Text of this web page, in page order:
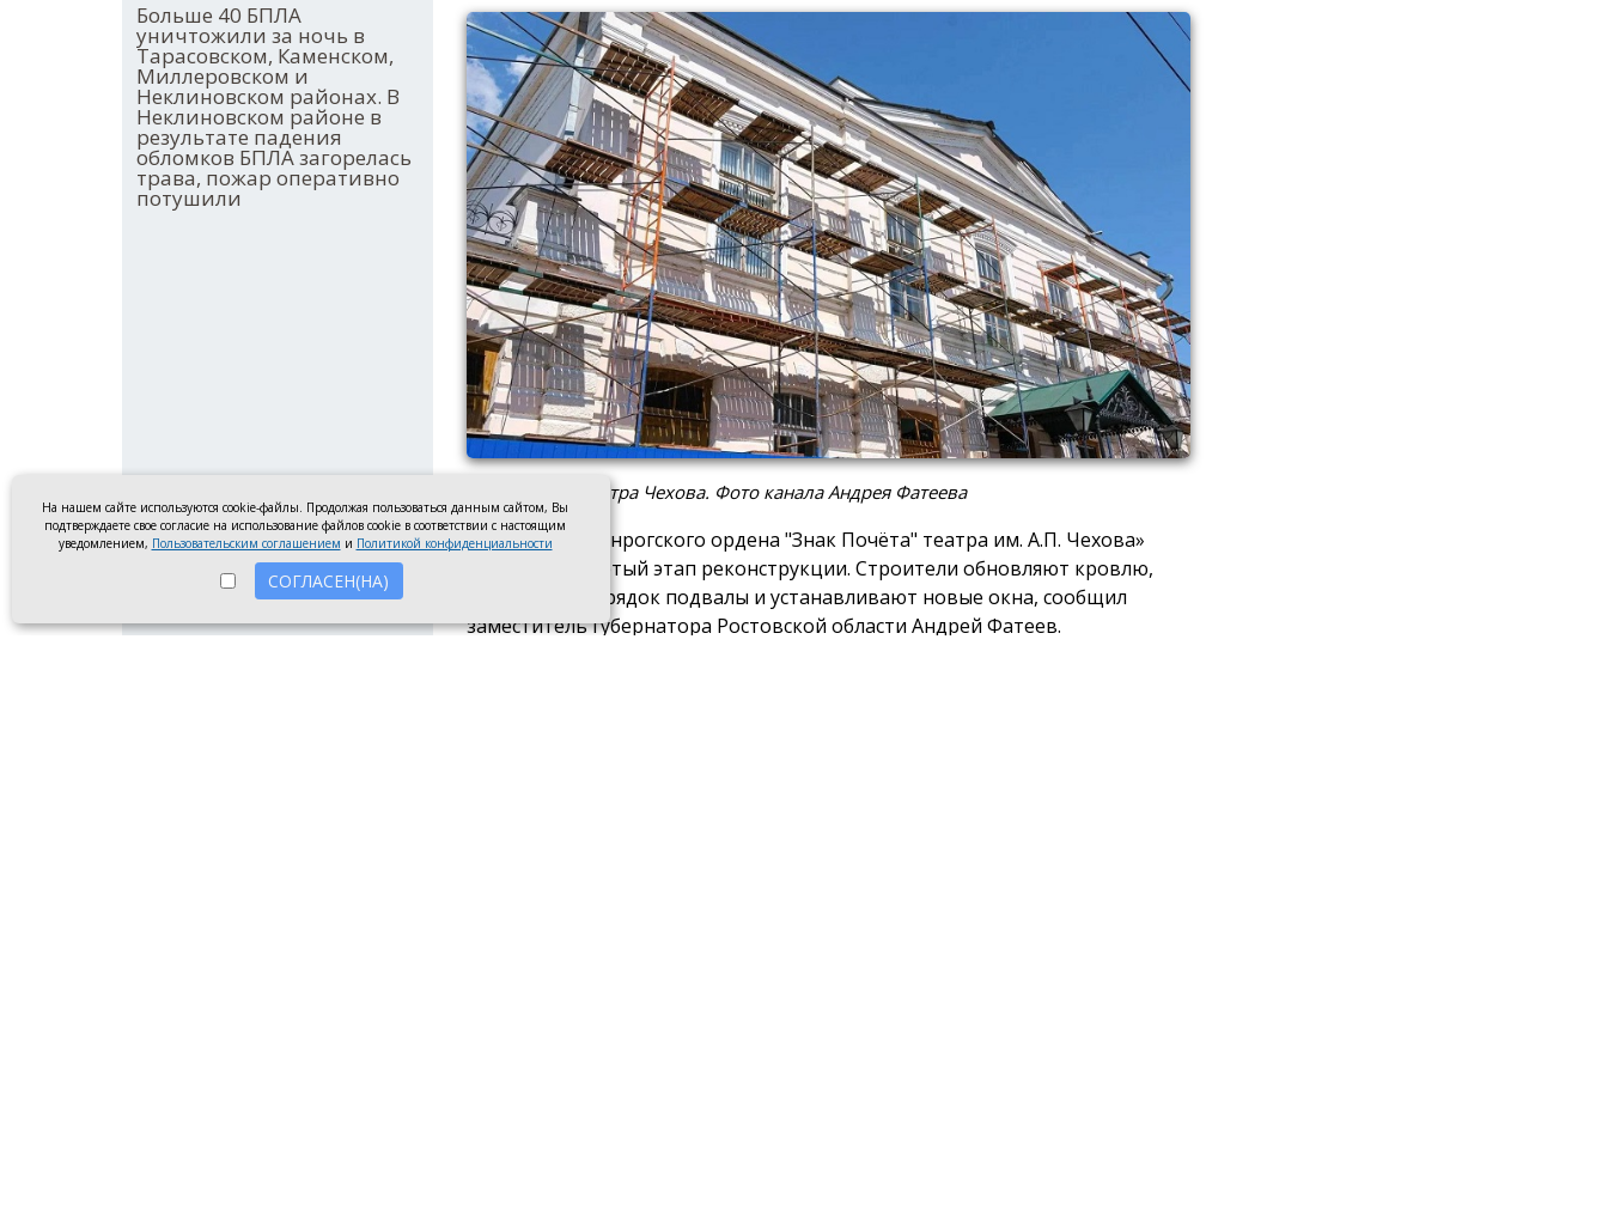
Больше 40 БПЛА
уничтожили за ночь в
Тарасовском, Каменском,
Миллеровском и
Неклиновском районах. В
Неклиновском районе в
результате падения
обломков БПЛА загорелась
трава, пожар оперативно
потушили
Реставрация театра Чехова. Фото канала Андрея Фатеева
В здании «Таганрогского ордена "Знак Почёта" театра им. А.П. Чехова»
начался четвёртый этап реконструкции. Строители обновляют кровлю,
приводят в порядок подвалы и устанавливают новые окна, сообщил
заместитель губернатора Ростовской области Андрей Фатеев.
На нашем сайте используются cookie-файлы. Продолжая пользоваться данным сайтом, Вы
подтверждаете свое согласие на использование файлов cookie в соответствии с настоящим
уведомлением, Пользовательским соглашением и Политикой конфиденциальности
СОГЛАСЕН(НА)